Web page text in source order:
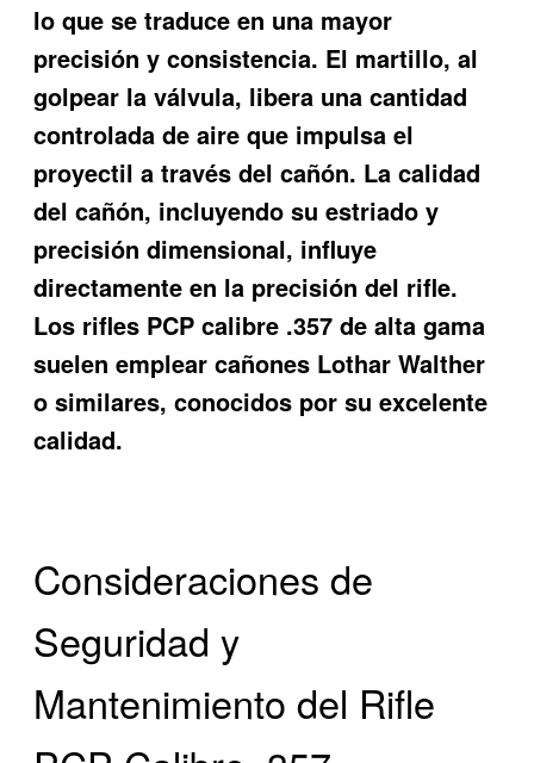
lo que se traduce en una mayor
precisión y consistencia. El martillo, al
golpear la válvula, libera una cantidad
controlada de aire que impulsa el
proyectil a través del cañón. La calidad
del cañón, incluyendo su estriado y
precisión dimensional, influye
directamente en la precisión del rifle.
Los rifles PCP calibre .357 de alta gama
suelen emplear cañones Lothar Walther
o similares, conocidos por su excelente
calidad.
Consideraciones de
Seguridad y
Mantenimiento del Rifle